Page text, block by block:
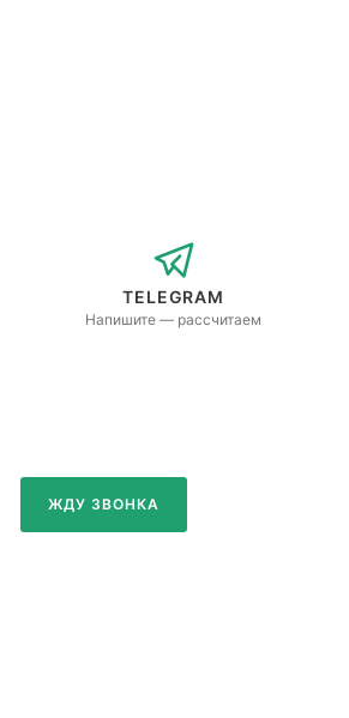
TELEGRAM
Напишите — рассчитаем
ЖДУ ЗВОНКА